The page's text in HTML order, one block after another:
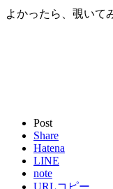
よかったら、覗いて
Post
Share
Hatena
LINE
note
URLコピー